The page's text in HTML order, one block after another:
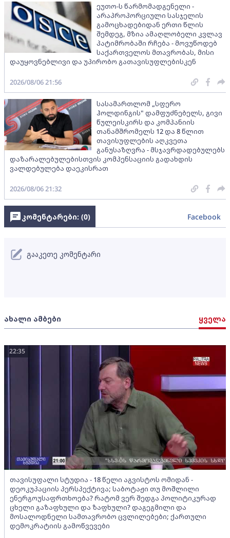
ეუთო-ს წარმომადგენელი -
არაპროპორციული სასჯელის
გამოცხადებიდან ერთი წლის
შემდეგ, მზია ამაღლობელი კვლავ
პატიმრობაში რჩება - მოვუწოდებ
საქართველოს მთავრობას, მისი
დაუყოვნებლივი და უპირობო გათავისუფლებისკენ
2026/08/06 21:56
სასამართლომ „სფერო
ჰოლდინგის" დამფუძნებელს, გივი
წულეისკირს და კომპანიის
თანამშრომელს 12 და 8 წლით
თავისუფლების აღკვეთა
განუსაზღვრა - მსჯავრდადებულებს
დაზარალებულებისთვის კომპენსაციის გადახდის
ვალდებულება დაეკისრათ
2026/08/06 21:32
ახალი ამბები ყველა
თავისუფალი სტუდია - 18 წელი აგვისტოს ომიდან -
დეოკუპაციის პერსპექტივა; საბოტაჟი თუ მოშლილი
ენერგოუსაფრთხოება? რატომ ვერ შედგა პოლიტიკურად
ცხელი გაზაფხული და ზაფხული? დაგეგმილი და
მოსალოდნელი სამთავრობო ცვლილებები; ქართული
დემოკრატიის გამოწვევები
22:35
კომენტარები: (0) Facebook
გააკეთე კომენტარი